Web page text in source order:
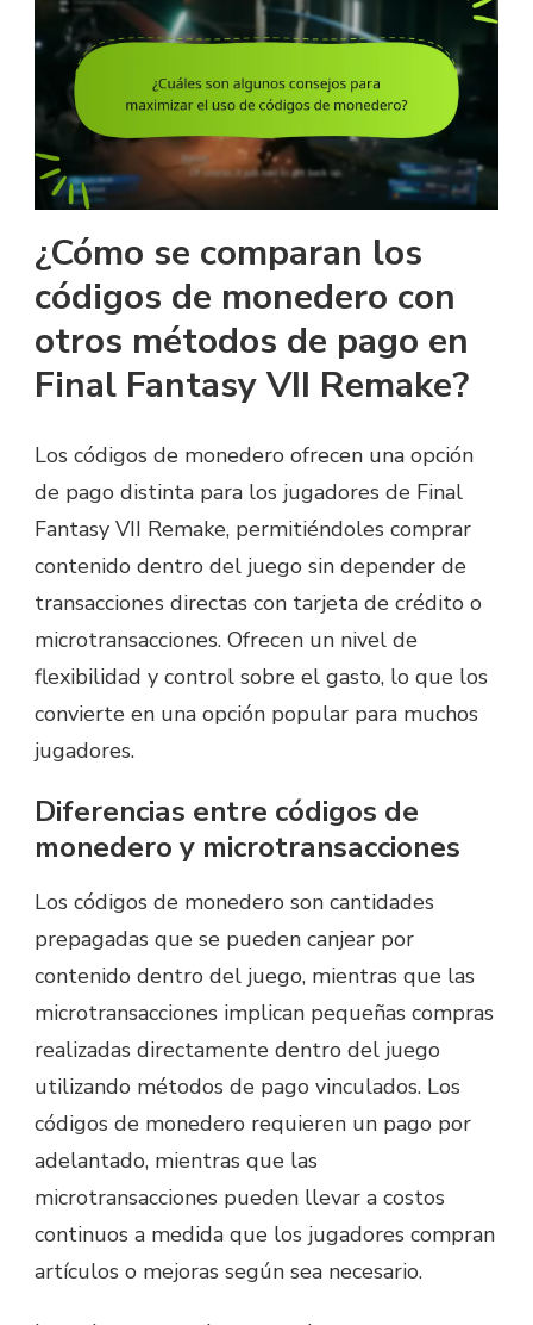
¿Cómo se comparan los
códigos de monedero con
otros métodos de pago en
Final Fantasy VII Remake?
Los códigos de monedero ofrecen una opción
de pago distinta para los jugadores de Final
Fantasy VII Remake, permitiéndoles comprar
contenido dentro del juego sin depender de
transacciones directas con tarjeta de crédito o
microtransacciones. Ofrecen un nivel de
flexibilidad y control sobre el gasto, lo que los
convierte en una opción popular para muchos
jugadores.
Diferencias entre códigos de
monedero y microtransacciones
Los códigos de monedero son cantidades
prepagadas que se pueden canjear por
contenido dentro del juego, mientras que las
microtransacciones implican pequeñas compras
realizadas directamente dentro del juego
utilizando métodos de pago vinculados. Los
códigos de monedero requieren un pago por
adelantado, mientras que las
microtransacciones pueden llevar a costos
continuos a medida que los jugadores compran
artículos o mejoras según sea necesario.